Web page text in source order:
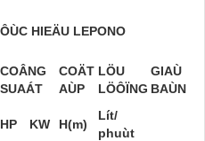
HIEÄU LEPONO
COÂNG
SUAÁT
COÄT
AÙP
LÖU
LÖÔÏNG
GIAÙ
BAÙN
HP KW H(m)
Lít/
phuùt